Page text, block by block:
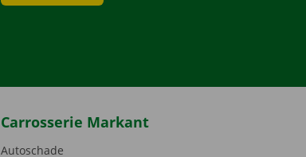
Carrosserie Markant
Autoschade